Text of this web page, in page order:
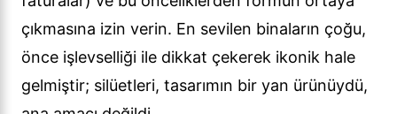
çıkmasına izin verin. En sevilen binaların çoğu,
önce işlevselliği ile dikkat çekerek ikonik hale
gelmiştir; silüetleri, tasarımın bir yan ürünüydü,